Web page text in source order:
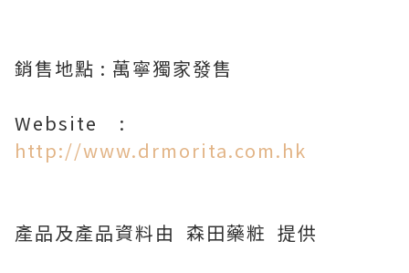
銷售地點 : 萬寧獨家發售
Website :
http://www.drmorita.com.hk
產品及產品資料由 森田藥粧 提供